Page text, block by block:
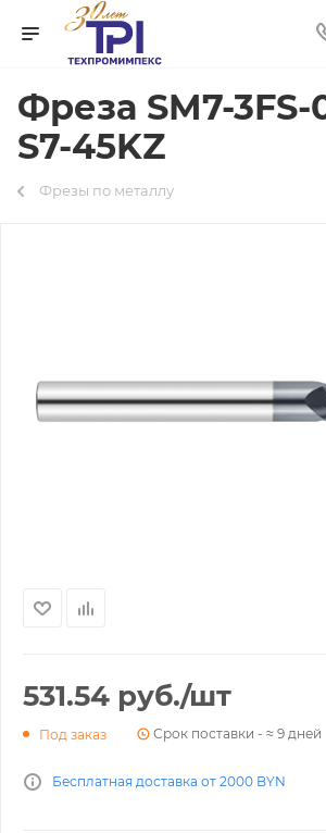
Фреза SM7-3FS-
S7-45KZ
Фрезы по металлу
531.54 руб./шт
Под заказ Срок поставки - ≈ 9 дней
Бесплатная доставка от 2000 BYN